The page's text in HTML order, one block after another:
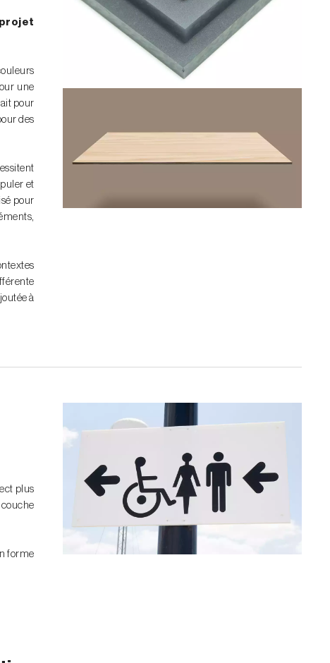
une
pour
des
et
pour
à
plus
forme